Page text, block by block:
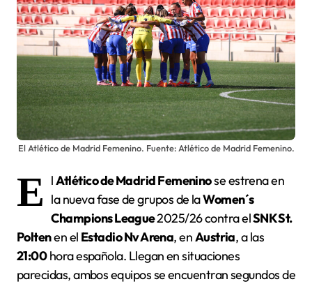
El Atlético de Madrid Femenino. Fuente: Atlético de Madrid Femenino.
E lAtlético de Madrid Femeninose estrena en
la nueva fase de grupos de laWomen´s
Champions League2025/26 contra elSNK St.
Poltenen el Estadio Nv Arena, enAustria, a las
21:00hora española. Llegan en situaciones
parecidas, ambos equipos se encuentran segundos de